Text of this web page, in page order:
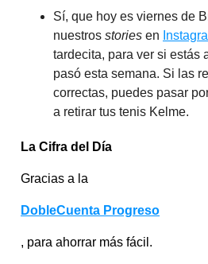
Sí, que hoy es viernes de
nuestros stories en
tardecita, para ver si estás
pasó esta semana. Si las
correctas, puedes pasar
a retirar tus tenis Kelme.
La Cifra del Día
Gracias a la
DobleCuenta Progreso
, para ahorrar más fácil.